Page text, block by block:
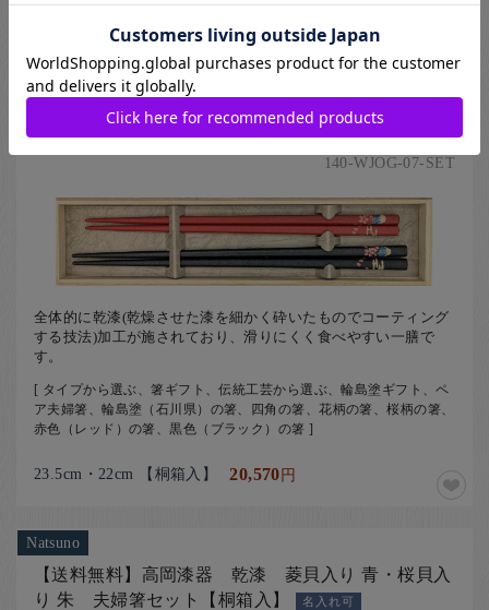
Natsuno
【送料無料】輪島塗乾漆蒔絵箸 富士山に桜 夫婦
箸セット【桐箱入】
140-WJOG-07-SET
全体的に乾漆(乾燥させた漆を細かく砕いたものでコーティング
する技法)加工が施されており、滑りにくく食べやすい一膳で
す。
[ タイプから選ぶ、箸ギフト、伝統工芸から選ぶ、輪島塗ギフト、ペ
ア夫婦箸、輪島塗（石川県）の箸、四角の箸、花柄の箸、桜柄の箸、
赤色（レッド）の箸、黒色（ブラック）の箸 ]
23.5cm・22cm 【桐箱入】 20,570円
Natsuno
【送料無料】高岡漆器 乾漆 菱貝入り 青・桜貝入
り 朱 夫婦箸セット【桐箱入】
名入れ可